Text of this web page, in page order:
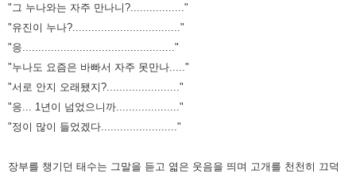
"그 누나와는 자주 만나니?................."
"유진이 누나?.................................."
"응................................................"
"누나도 요즘은 바빠서 자주 못만나....."
"서로 안지 오래됐지?......................."
"응... 1년이 넘었으니까...................."
"정이 많이 들었겠다........................"
장부를 챙기던 태수는 그말을 듣고 엷은 웃음을 띄며 고개를 천천히 끄덕